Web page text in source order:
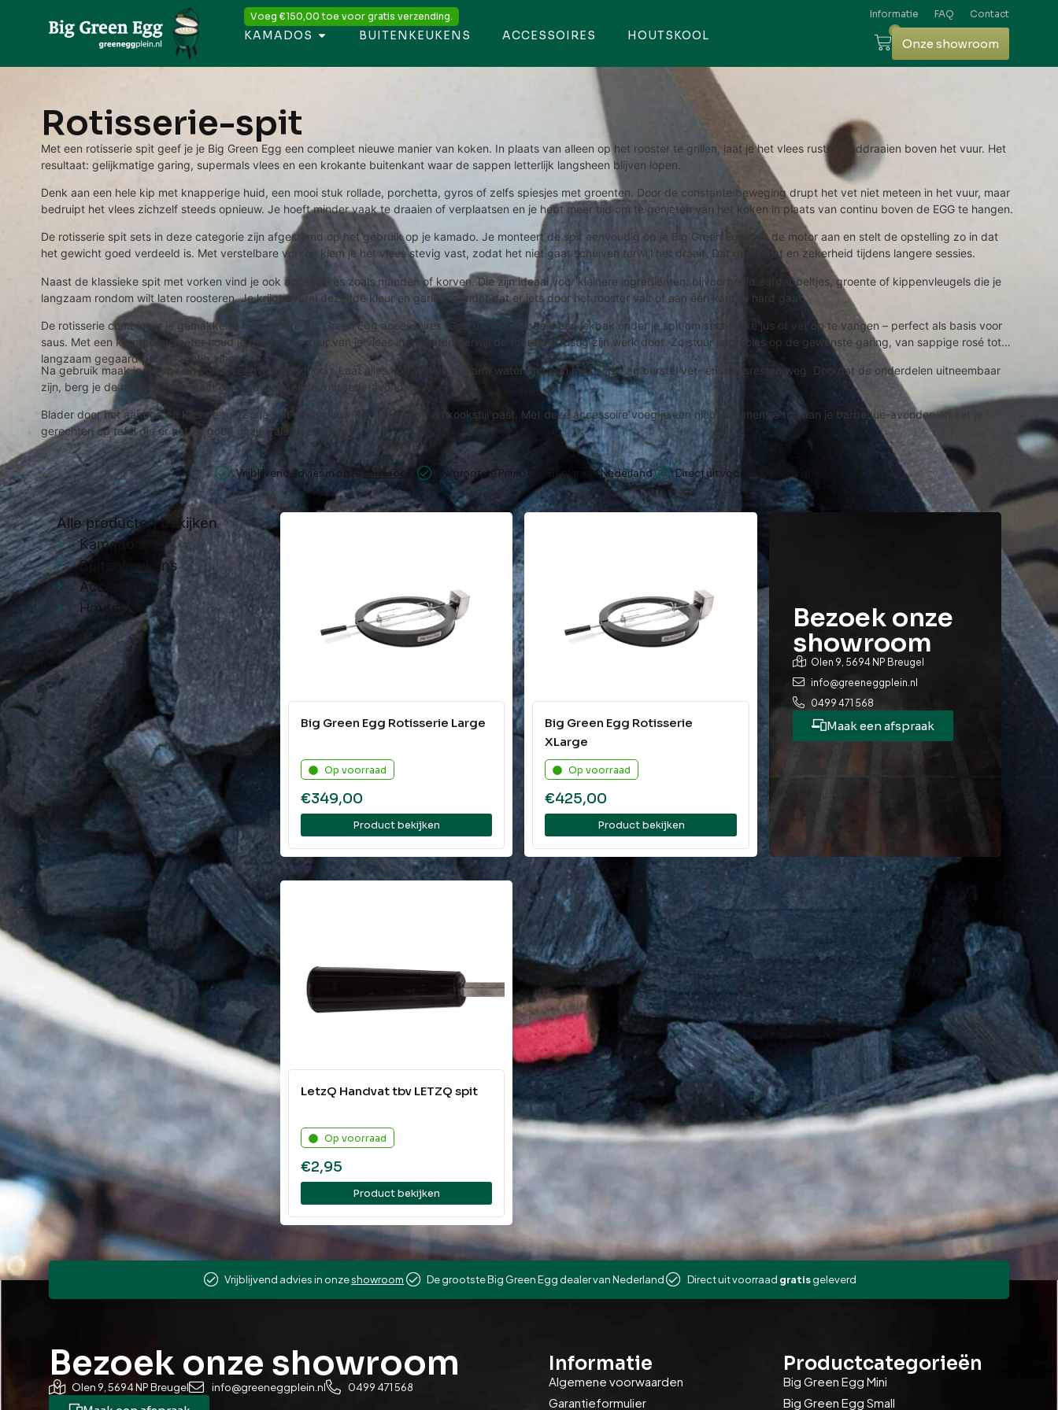
Voeg€150,00 toe voor gratis verzending. Informatie FAQ Contact
KAMADOS BUITENKEUKENS ACCESSOIRES HOUTSKOOL 0
Onze showroom
Rotisserie-spit
Met een rotisserie spit geef je je Big Green Egg een compleet nieuwe manier van koken. In plaats van alleen op het rooster te grillen, laat je het vlees rustig ronddraaien boven het vuur. Het
resultaat: gelijkmatige garing, supermals vlees en een krokante buitenkant waar de sappen letterlijk langsheen blijven lopen.
Denk aan een hele kip met knapperige huid, een mooi stuk rollade, porchetta, gyros of zelfs spiesjes met groenten. Door de constante beweging drupt het vet niet meteen in het vuur, maar
bedruipt het vlees zichzelf steeds opnieuw. Je hoeft minder vaak te draaien of verplaatsen en je hebt meer tijd om te genieten van het koken in plaats van continu boven de EGG te hangen.
De rotisserie spit sets in deze categorie zijn afgestemd op het gebruik op je kamado. Je monteert de spit eenvoudig op je Big Green Egg, zet de motor aan en stelt de opstelling zo in dat
het gewicht goed verdeeld is. Met verstelbare vorken klem je het vlees stevig vast, zodat het niet gaat schuiven terwijl het draait. Dat geeft rust en zekerheid tijdens langere sessies.
Naast de klassieke spit met vorken vind je ook accessoires zoals manden of korven. Die zijn ideaal voor kleinere ingrediënten: bijvoorbeeld aardappeltjes, groente of kippenvleugels die je
langzaam rondom wilt laten roosteren. Je krijgt overal dezelfde kleur en garing, zonder dat er iets door het rooster valt of aan één kant te hard gaat.
De rotisserie combineer je gemakkelijk met andere Big Green Egg accessoires. Gebruik bijvoorbeeld een lekbak onder je spit om smakelijke jus of vet op te vangen – perfect als basis voor
saus. Met een kernthermometer houd je de temperatuur van je vlees in de gaten, terwijl de rotisserie rustig zijn werk doet. Zo stuur je precies op de gewenste garing, van sappige rosé tot
langzaam gegaard pulled-achtig vlees.
Na gebruik maak je de spit en vorken eenvoudig schoon. Laat alles kort weken in warm water met een mild sopje en borstel vet- en etensresten weg. Doordat de onderdelen uitneembaar
zijn, berg je de rotisserie compact op tot de volgende rotisserie-avond.
Blader door het aanbod en kies de rotisserie spit die bij jouw Big Green Egg en kookstijl past. Met deze accessoire voeg je een nieuwe dimensie toe aan je barbecue-avonden en zet je
gerechten op tafel die er net zo goed uitzien als ze smaken.
Vrijblijvend advies in onze showroom De grootste Primo Grill dealer van Nederland Direct uit voorraad
Alle producten bekijken
Kamado's
Buitenkeukens
Accessoires
Houtskool
Big Green Egg Rotisserie Large
Op voorraad
€349,00
Product bekijken
Big Green Egg Rotisserie
XLarge
Op voorraad
€425,00
Product bekijken
Bezoek onze
showroom
Olen 9, 5694 NP Breugel
info@greeneggplein.nl
0499 471 568
Maak een afspraak
LetzQ Handvat tbv LETZQ spit
Op voorraad
€2,95
Product bekijken
Vrijblijvend advies in onzeshowroom De grootste Big Green Egg dealer van Nederland Direct uit voorraad gratisgeleverd
Bezoek onze showroom
Olen 9, 5694 NP Breugel info@greeneggplein.nl 0499 471 568
Informatie
Algemene voorwaarden
Garantieformulier
Productcategorieën
Big Green Egg Mini
Big Green Egg Small